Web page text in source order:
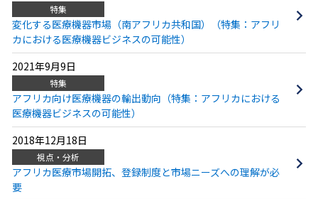
特集
変化する医療機器市場（南アフリカ共和国）（特集：アフリ
カにおける医療機器ビジネスの可能性）
2021年9月9日
特集
アフリカ向け医療機器の輸出動向（特集：アフリカにおける
医療機器ビジネスの可能性）
2018年12月18日
視点・分析
アフリカ医療市場開拓、登録制度と市場ニーズへの理解が必
要